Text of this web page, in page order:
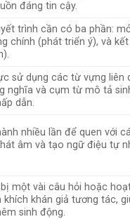
đáng tin cậy.
trình cần có ba phần:
chính (phát triển ý), và
sử dụng các từ vựng liên
nghĩa và cụm từ mô tả
dẫn.
nhiều lần để quen với
âm và tạo ngữ điệu tự
bị một vài câu hỏi hoặc
khích khán giả tương tác,
sinh động.